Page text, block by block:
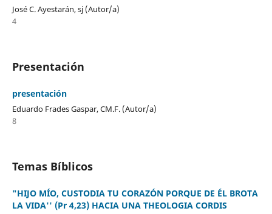
José C. Ayestarán, sj (Autor/a)
4
Presentación
presentación
Eduardo Frades Gaspar, CM.F. (Autor/a)
8
Temas Bíblicos
"HIJO MÍO, CUSTODIA TU CORAZÓN PORQUE DE ÉL BROTA
LA VIDA'' (Pr 4,23) HACIA UNA THEOLOGIA CORDIS